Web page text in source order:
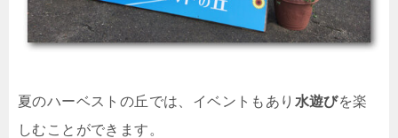
夏のハーベストの丘では、イベントもあり 水遊びを楽
しむことができます。